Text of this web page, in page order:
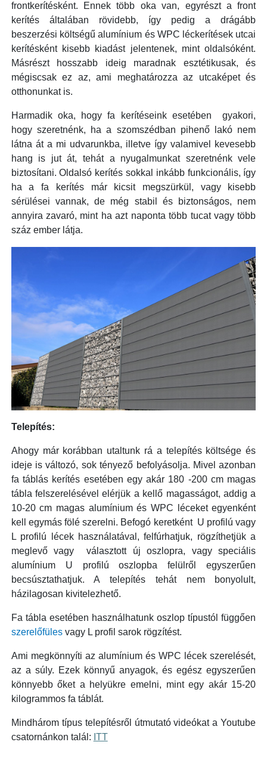
frontkerítésként. Ennek több oka van, egyrészt a front
kerítés általában rövidebb, így pedig a drágább
beszerzési költségű alumínium és WPC léckerítések utcai
kerítésként kisebb kiadást jelentenek, mint oldalsóként.
Másrészt hosszabb ideig maradnak esztétikusak, és
mégiscsak ez az, ami meghatározza az utcaképet és
otthonunkat is.
Harmadik oka, hogy fa kerítéseink esetében gyakori,
hogy szeretnénk, ha a szomszédban pihenő lakó nem
látna át a mi udvarunkba, illetve így valamivel kevesebb
hang is jut át, tehát a nyugalmunkat szeretnénk vele
biztosítani. Oldalsó kerítés sokkal inkább funkcionális, így
ha a fa kerítés már kicsit megszürkül, vagy kisebb
sérülései vannak, de még stabil és biztonságos, nem
annyira zavaró, mint ha azt naponta több tucat vagy több
száz ember látja.
Telepítés:
Ahogy már korábban utaltunk rá a telepítés költsége és
ideje is változó, sok tényező befolyásolja. Mivel azonban
fa táblás kerítés esetében egy akár 180 -200 cm magas
tábla felszerelésével elérjük a kellő magasságot, addig a
10-20 cm magas alumínium és WPC léceket egyenként
kell egymás fölé szerelni. Befogó keretként U profilú vagy
L profilú lécek használatával, felfúrhatjuk, rögzíthetjük a
meglevő vagy választott új oszlopra, vagy speciális
alumínium U profilú oszlopba felülről egyszerűen
becsúsztathatjuk. A telepítés tehát nem bonyolult,
házilagosan kivitelezhető.
Fa tábla esetében használhatunk oszlop típustól függően
szerelőfüles vagy L profil sarok rögzítést.
Ami megkönnyíti az alumínium és WPC lécek szerelését,
az a súly. Ezek könnyű anyagok, és egész egyszerűen
könnyebb őket a helyükre emelni, mint egy akár 15-20
kilogrammos fa táblát.
Mindhárom típus telepítésről útmutató videókat a Youtube
csatornánkon talál: ITT